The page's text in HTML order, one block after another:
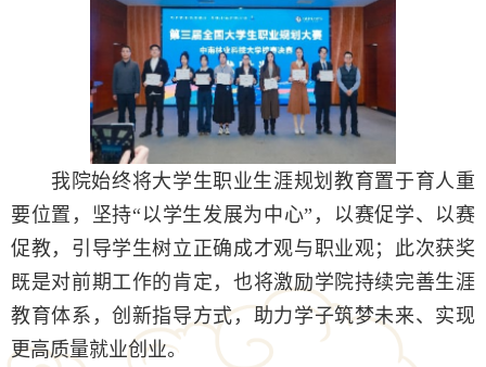
我院始终将大学生职业生涯规划教育置于育人重
要位置，坚持“以学生发展为中心”，以赛促学、以赛
促教，引导学生树立正确成才观与职业观；此次获奖
既是对前期工作的肯定，也将激励学院持续完善生涯
教育体系，创新指导方式，助力学子筑梦未来、实现
更高质量就业创业。